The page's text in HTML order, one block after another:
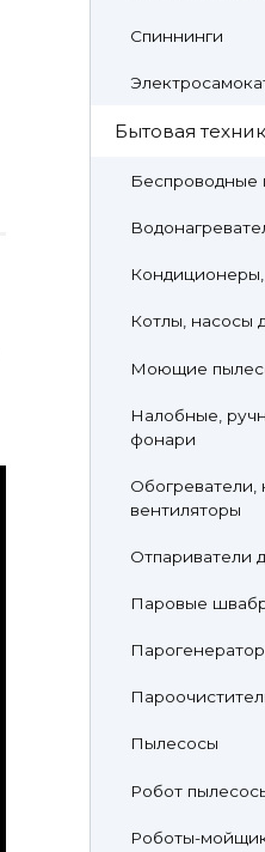
Спиннинги
Бытовая
Беспроводные
Котлы, насосы
Моющие
Налобные,
фонари
Обогреватели,
вентиляторы
Отпариватели
Паровые
Пылесосы
Робот
Роботы-